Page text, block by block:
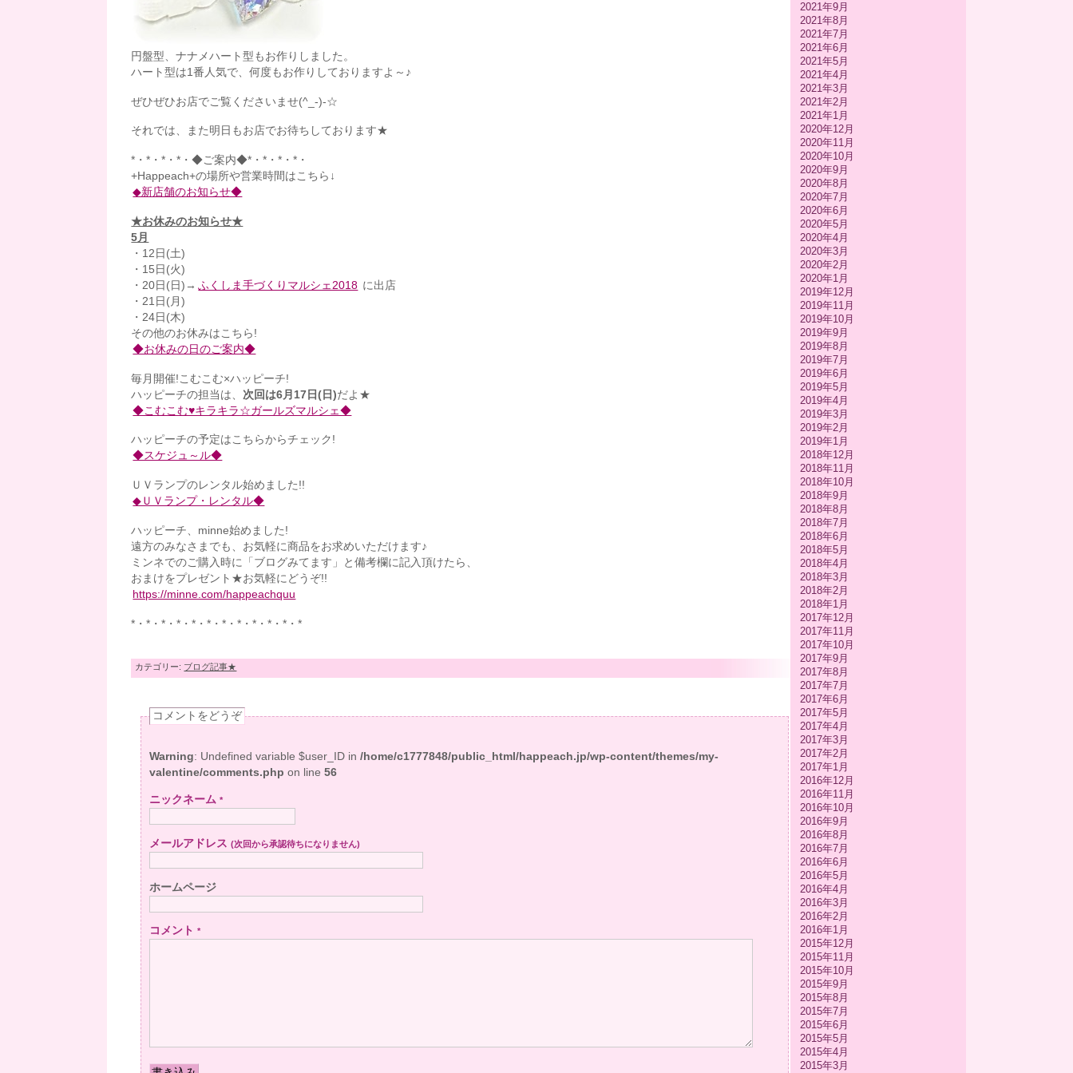
2021年9月
2021年8月
2021年7月
2021年6月
2021年5月
2021年4月
2021年3月
2021年2月
2021年1月
2020年12月
2020年11月
2020年10月
2020年9月
2020年8月
2020年7月
2020年6月
2020年5月
2020年4月
2020年3月
2020年2月
2020年1月
2019年12月
2019年11月
2019年10月
2019年9月
2019年8月
2019年7月
2019年6月
2019年5月
2019年4月
2019年3月
2019年2月
2019年1月
2018年12月
2018年11月
2018年10月
2018年9月
2018年8月
2018年7月
2018年6月
2018年5月
2018年4月
2018年3月
2018年2月
2018年1月
2017年12月
2017年11月
2017年10月
2017年9月
2017年8月
2017年7月
2017年6月
2017年5月
2017年4月
2017年3月
2017年2月
2017年1月
2016年12月
2016年11月
2016年10月
2016年9月
2016年8月
2016年7月
2016年6月
2016年5月
2016年4月
2016年3月
2016年2月
2016年1月
2015年12月
2015年11月
2015年10月
2015年9月
2015年8月
2015年7月
2015年6月
2015年5月
2015年4月
2015年3月
円盤型、ナナメハート型もお作りしました。
ハート型は1番人気で、何度もお作りしておりますよ～♪
ぜひぜひお店でご覧くださいませ(^_-)-☆
それでは、また明日もお店でお待ちしております★
*・*・*・*・◆ご案内◆*・*・*・*・
+Happeach+の場所や営業時間はこちら↓
◆新店舗のお知らせ◆
★お休みのお知らせ★
5月
・12日(土)
・15日(火)
・20日(日)→ ふくしま手づくりマルシェ2018 に出店
・21日(月)
・24日(木)
その他のお休みはこちら!
◆お休みの日のご案内◆
毎月開催!こむこむ×ハッピーチ!
ハッピーチの担当は、次回は6月17日(日)だよ★
◆こむこむ♥キラキラ☆ガールズマルシェ◆
ハッピーチの予定はこちらからチェック!
◆スケジュ～ル◆
ＵＶランプのレンタル始めました!!
◆ＵＶランプ・レンタル◆
ハッピーチ、minne始めました!
遠方のみなさまでも、お気軽に商品をお求めいただけます♪
ミンネでのご購入時に「ブログみてます」と備考欄に記入頂けたら、
おまけをプレゼント★お気軽にどうぞ!!
https://minne.com/happeachquu
*・*・*・*・*・*・*・*・*・*・*・*
カテゴリー: ブログ記事★
コメントをどうぞ
Warning : Undefined variable $user_ID in/home/c1777848/public_html/happeach.jp/wp-content/themes/my-
valentine/comments.php on line56
ニックネーム*
メールアドレス(次回から承認待ちになりません)
ホームページ
コメント*